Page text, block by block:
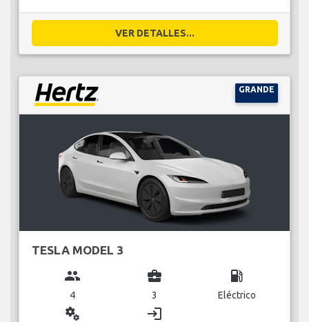
VER DETALLES...
GRANDE
TESLA MODEL 3
group
4
business_center
3
local_gas_station
Eléctrico
miscellaneous_services login